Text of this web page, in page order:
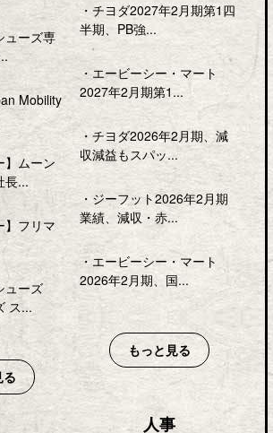
ューズ専
Mobility
】ムーン
長...
】フリマ
ューズ
ス...
る
・ チヨダ2027年2月期第1四
半期、PB強...
・ エービーシー・マート
2027年2月期第1...
・ チヨダ2026年2月期、減
収減益もスパッ...
・ ジーフット2026年2月期
業績、減収・赤...
・ エービーシー・マート
2026年2月期、国...
もっと見る
人事